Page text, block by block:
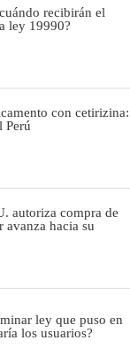
recibirán el
ley 19990?
con cetirizina:
Perú
autoriza compra de
avanza hacia su
ley que puso en
los usuarios?